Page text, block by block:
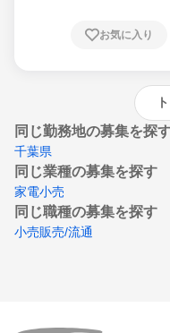
崎県、熊本県、大分県、宮崎県、
お気に入り
同じ勤務地の募集を探
千葉県
同じ業種の募集を探す
家電小売
同じ職種の募集を探す
小売販売/流通